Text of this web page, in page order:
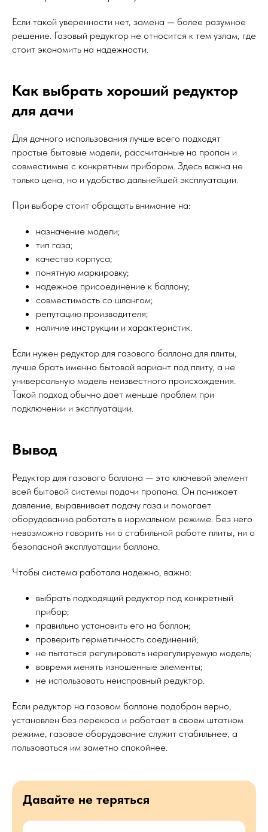
Если такой уверенности нет, замена — более разумное
решение. Газовый редуктор не относится к тем узлам, где
стоит экономить на надежности.
Как выбрать хороший редуктор
для дачи
Для дачного использования лучше всего подходят
простые бытовые модели, рассчитанные на пропан и
совместимые с конкретным прибором. Здесь важна не
только цена, но и удобство дальнейшей эксплуатации.
При выборе стоит обращать внимание на:
назначение модели;
тип газа;
качество корпуса;
понятную маркировку;
надежное присоединение к баллону;
совместимость со шлангом;
репутацию производителя;
наличие инструкции и характеристик.
Если нужен редуктор для газового баллона для плиты,
лучше брать именно бытовой вариант под плиту, а не
универсальную модель неизвестного происхождения.
Такой подход обычно дает меньше проблем при
подключении и эксплуатации.
Вывод
Редуктор для газового баллона — это ключевой элемент
всей бытовой системы подачи пропана. Он понижает
давление, выравнивает подачу газа и помогает
оборудованию работать в нормальном режиме. Без него
невозможно говорить ни о стабильной работе плиты, ни о
безопасной эксплуатации баллона.
Чтобы система работала надежно, важно:
выбрать подходящий редуктор под конкретный
прибор;
правильно установить его на баллон;
проверить герметичность соединений;
не пытаться регулировать нерегулируемую модель;
вовремя менять изношенные элементы;
не использовать неисправный редуктор.
Если редуктор на газовом баллоне подобран верно,
установлен без перекоса и работает в своем штатном
режиме, газовое оборудование служит стабильнее, а
пользоваться им заметно спокойнее.
Давайте не теряться